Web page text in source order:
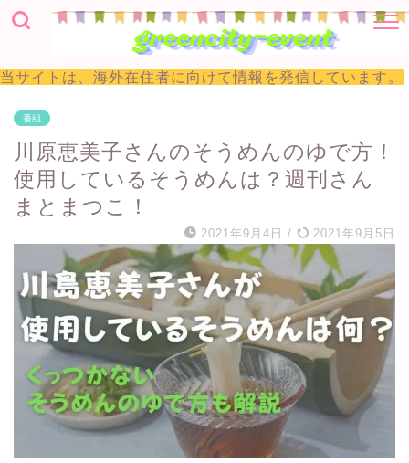
当サイトは、海外在住者に向けて情報を発信しています。
番組
川原恵美子さんのそうめんのゆで方！
使用しているそうめんは？週刊さん
まとまつこ！
2021年9月4日 / 2021年9月5日